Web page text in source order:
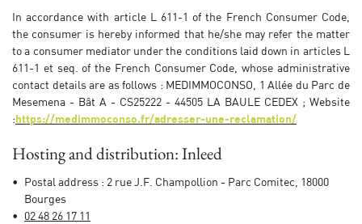
utilisant le formulaire de désinscription .
INSCRIPTION
In accordance with article L 611-1 of the French Consumer Code,
the consumer is hereby informed that he/she may refer the matter
to a consumer mediator under the conditions laid down in articles L
611-1 et seq. of the French Consumer Code, whose administrative
contact details are as follows : MEDIMMOCONSO, 1 Allée du Parc de
Mesemena - Bât A - CS25222 - 44505 LA BAULE CEDEX ; Website
:https://medimmoconso.fr/adresser-une-reclamation/
Hosting and distribution: Inleed
Postal address : 2 rue J.F. Champollion - Parc Comitec, 18000
Bourges
02 48 26 17 11